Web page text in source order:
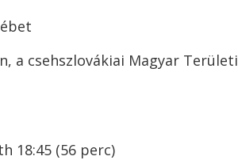
a csehszlovákiai Magyar Területi
18:45 (56 perc)